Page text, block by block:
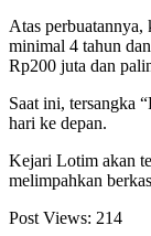
Atas perbuatannya,
minimal 4 tahun
Rp200 juta dan
Saat ini, tersangka
hari ke depan.
Kejari Lotim akan
melimpahkan
Post Views: 214